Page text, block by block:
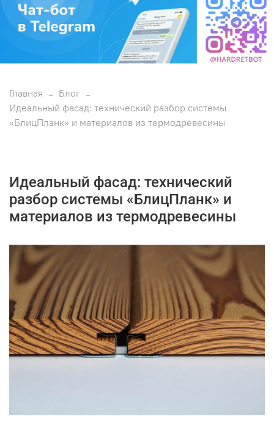
Главная
Блог
Идеальный фасад: технический разбор системы
«БлицПланк» и материалов из термодревесины
Идеальный фасад: технический
разбор системы «БлицПланк» и
материалов из термодревесины